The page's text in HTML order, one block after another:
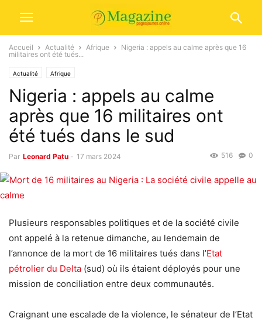
Accueil Actualité Afrique
Nigeria : appels au calme après que 16
militaires ont été tués...
Actualité Afrique
Nigeria : appels au calme
après que 16 militaires ont
été tués dans le sud
Par Leonard Patu - 17 mars 2024 0
516
Plusieurs responsables politiques et de la société civile
ont appelé à la retenue dimanche, au lendemain de
l’annonce de la mort de 16 militaires tués dans l’Etat
pétrolier du Delta (sud) où ils étaient déployés pour une
mission de conciliation entre deux communautés.
Craignant une escalade de la violence, le sénateur de l’Etat